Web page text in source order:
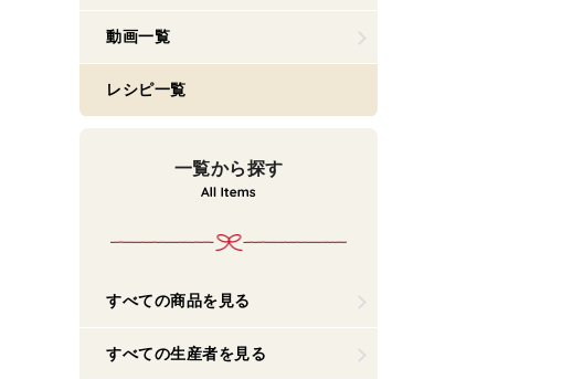
動画一覧
レシピ一覧
一覧から探す
すべての商品を見る
すべての生産者を見る